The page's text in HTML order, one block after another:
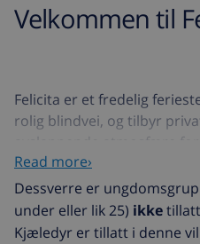
Velkommen til
Felicita er et fredelig
rolig blindvei, og tilbyr
avslappende atmosfære
på opptil 6 gjester.
Eiendommen inkluderer en
ligger bare 7 km fra de
Read more›
Dessverre er
under eller lik 25) ikke
Kjæledyr er tillatt i denne